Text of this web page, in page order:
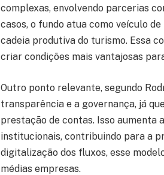
complexas, envolvendo parcerias
casos, o fundo atua como veículo
cadeia produtiva do turismo. Essa
criar condições mais vantajosas
Outro ponto relevante, segundo
transparência e a governança, já
prestação de contas. Isso aumenta
institucionais, contribuindo para a
digitalização dos fluxos, esse
médias empresas.